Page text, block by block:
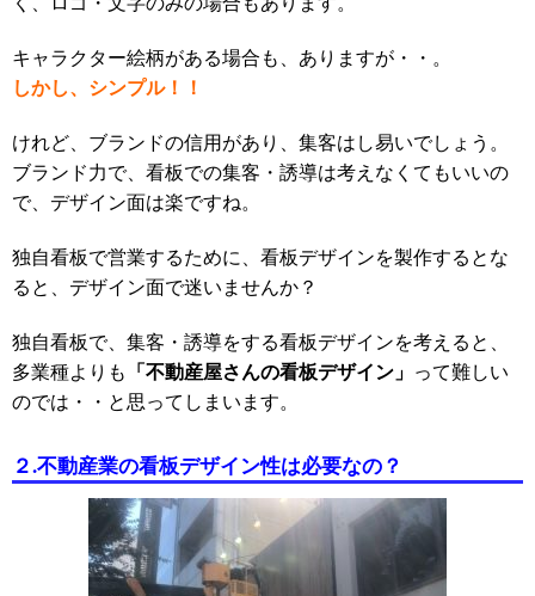
キャラクター絵柄がある場合も、ありますが・・。
しかし、シンプル！！
けれど、ブランドの信用があり、集客はし易いでしょう。
ブランド力で、看板での集客・誘導は考えなくてもいいの
で、デザイン面は楽ですね。
独自看板で営業するために、看板デザインを製作するとな
ると、デザイン面で迷いませんか？
独自看板で、集客・誘導をする看板デザインを考えると、
多業種よりも 「不動産屋さんの看板デザイン」 って難しい
のでは・・と思ってしまいます。
２.不動産業の看板デザイン性は必要なの？